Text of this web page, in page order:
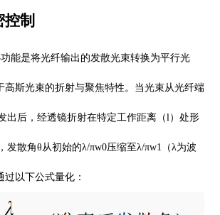
制
能是将光纤输出的发散光束转换为平行光
高斯光束的折射与聚焦特性。当光束从光纤端
出后，经透镜折射在特定工作距离（l）处形
发散角θ从初始的λ/πw0压缩至λ/πw1 （λ为波
以下公式量化：